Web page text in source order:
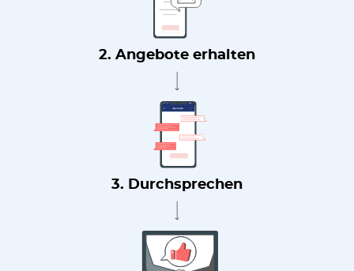
2. Angebote erhalten
3. Durchsprechen